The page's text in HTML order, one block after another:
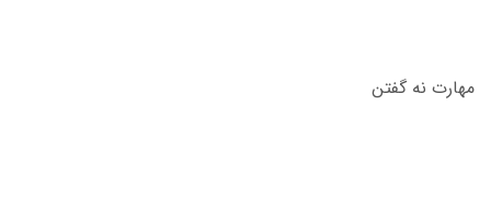
مهارت نه گفتن